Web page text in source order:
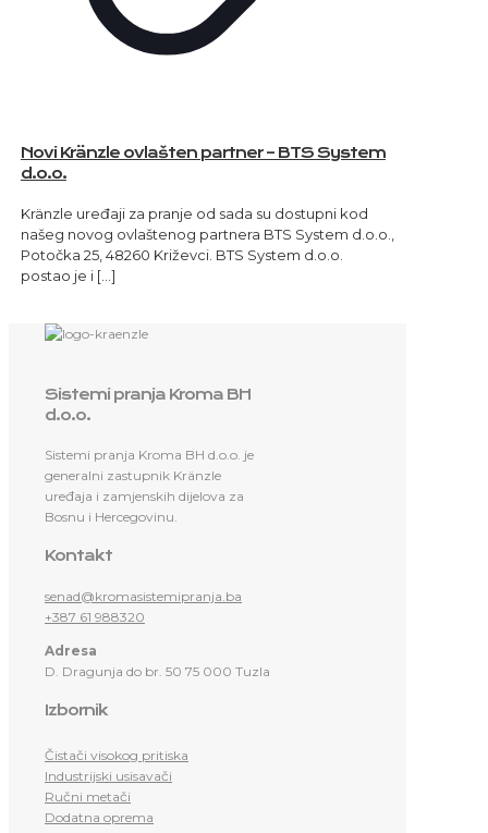
Novi Kränzle ovlašten partner – BTS System
d.o.o.
Kränzle uređaji za pranje od sada su dostupni kod
našeg novog ovlaštenog partnera BTS System d.o.o.,
Potočka 25, 48260 Križevci. BTS System d.o.o.
postao je i[…]
Sistemi pranja Kroma BH
d.o.o.
Sistemi pranja Kroma BH d.o.o. je
generalni zastupnik Kränzle
uređaja i zamjenskih dijelova za
Bosnu i Hercegovinu.
Kontakt
senad@kromasistemipranja.ba
+387 61 988320
Adresa
D. Dragunja do br. 50 75 000 Tuzla
Izbornik
Čistači visokog pritiska
Industrijski usisavači
Ručni metači
Dodatna oprema